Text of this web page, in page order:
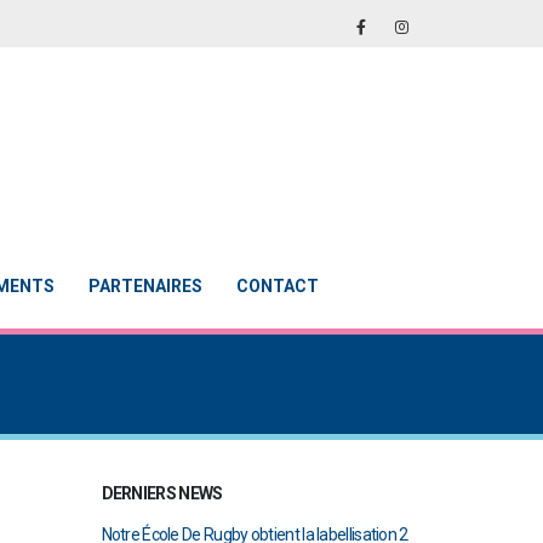
PARTENAIRES CONTACT
DERNIERS NEWS
la labellisation 2
Le Touch du RCAB se distingue en finale de